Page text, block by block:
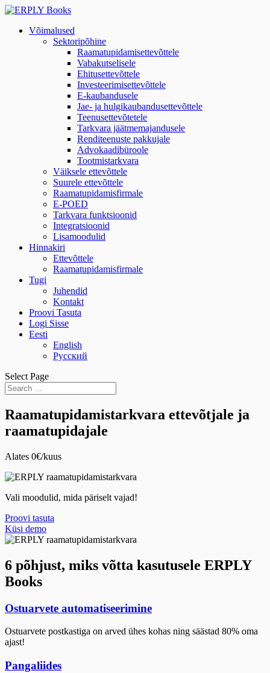
Võimalused
Sektoripõhine
Raamatupidamisettevõttele
Vabakutselisele
Ehitusettevõttele
Investeerimisettevõttele
E-kaubandusele
Jae- ja hulgikaubandusettevõttele
Teenusettevõtetele
Tarkvara jäätmemajandusele
Renditeenuste pakkujale
Advokaadibüroole
Tootmistarkvara
Väiksele ettevõttele
Suurele ettevõttele
Raamatupidamisfirmale
E-POED
Tarkvara funktsioonid
Integratsioonid
Lisamoodulid
Hinnakiri
Ettevõttele
Raamatupidamisfirmale
Tugi
Juhendid
Kontakt
Proovi Tasuta
Logi Sisse
Eesti
English
Русский
Select Page
Raamatupidamistarkvara ettevõtjale ja
raamatupidajale
Alates 0€/kuus
Vali moodulid, mida päriselt vajad!
Proovi tasuta
Küsi demo
6 põhjust, miks võtta kasutusele ERPLY
Books
Ostuarvete automatiseerimine
Ostuarvete postkastiga on arved ühes kohas ning säästad 80% oma
ajast!
Pangaliides